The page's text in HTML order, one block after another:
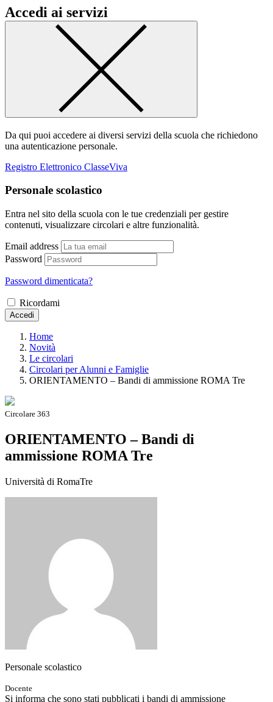
Accedi ai servizi
Da qui puoi accedere ai diversi servizi della scuola che richiedono
una autenticazione personale.
Registro Elettronico ClasseViva
Personale scolastico
Entra nel sito della scuola con le tue credenziali per gestire
contenuti, visualizzare circolari e altre funzionalità.
Email address
Password
Password dimenticata?
Ricordami
Accedi
Home
Novità
Le circolari
Circolari per Alunni e Famiglie
ORIENTAMENTO – Bandi di ammissione ROMA Tre
Circolare 363
ORIENTAMENTO – Bandi di
ammissione ROMA Tre
Università di RomaTre
Personale scolastico
Docente
Si informa che sono stati pubblicati i bandi di ammissione